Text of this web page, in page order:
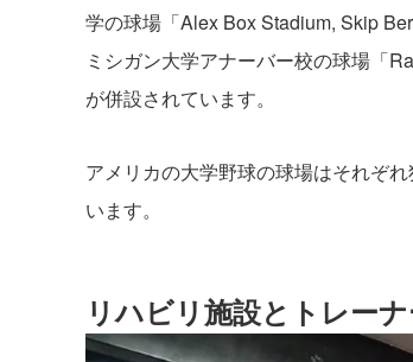
学の球場「Alex Box Stadium, Skip
ミシガン大学アナーバー校の球場「
が併設されています。
アメリカの大学野球の球場はそれぞ
います。
リハビリ施設とトレー